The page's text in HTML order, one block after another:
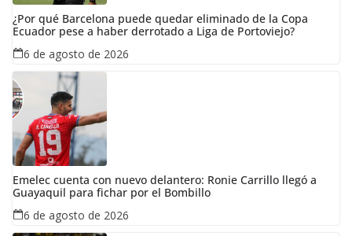
¿Por qué Barcelona puede quedar eliminado de la Copa
Ecuador pese a haber derrotado a Liga de Portoviejo?
6 de agosto de 2026
Emelec cuenta con nuevo delantero: Ronie Carrillo llegó a
Guayaquil para fichar por el Bombillo
6 de agosto de 2026